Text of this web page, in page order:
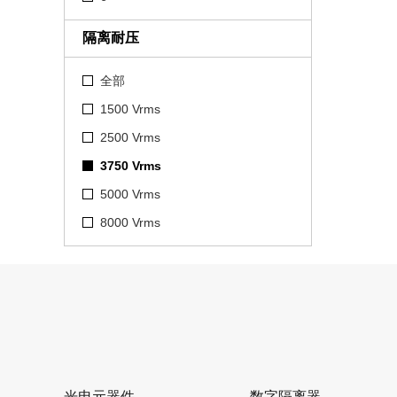
隔离耐压
全部
1500 Vrms
2500 Vrms
3750 Vrms
5000 Vrms
8000 Vrms